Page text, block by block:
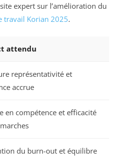
expert sur l’amélioration du
travail Korian 2025.
attendu
représentativité et
accrue
en compétence et efficacité
du burn-out et équilibre